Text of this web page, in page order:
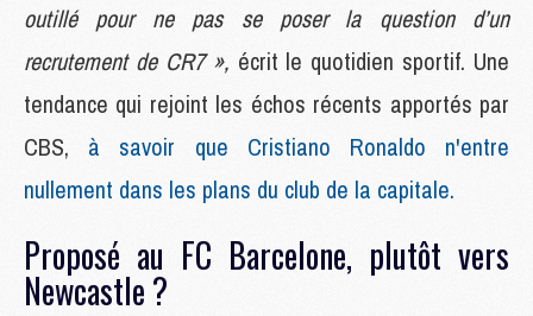
outillé pour ne pas se poser la question d’un
recrutement de CR7 », écrit le quotidien sportif. Une
tendance qui rejoint les échos récents apportés par
CBS, à savoir que Cristiano Ronaldo n'entre
nullement dans les plans du club de la capitale.
Proposé au FC Barcelone, plutôt vers
Newcastle ?